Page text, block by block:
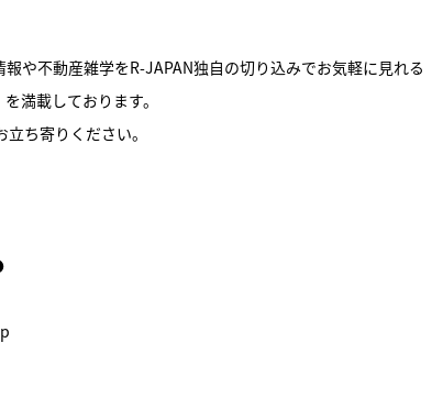
や不動産雑学をR-JAPAN独自の切り込みでお気軽に見れる
満載しております。
ち寄りください。